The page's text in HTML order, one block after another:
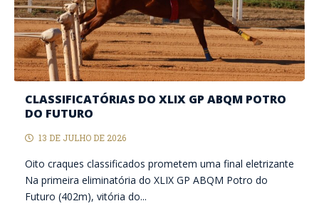
CLASSIFICATÓRIAS DO XLIX GP ABQM POTRO
DO FUTURO
13 DE JULHO DE 2026
Oito craques classificados prometem uma final eletrizante
Na primeira eliminatória do XLIX GP ABQM Potro do
Futuro (402m), vitória do...